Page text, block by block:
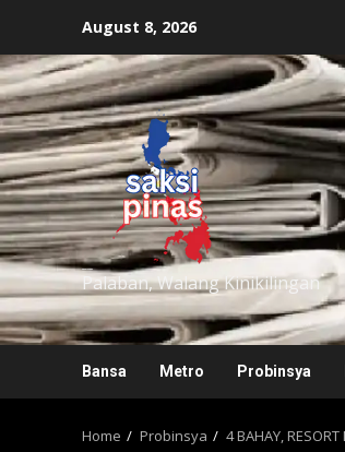
content
August 8, 2026
Palaban, Walang Kinikilingan
Bansa Metro Probinsya
Home Probinsya 4 BAHAY, RESORT